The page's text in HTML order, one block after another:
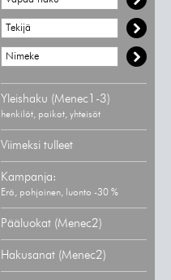
Yleishaku (Menec1-3)
henkilöt, paikat, yhteisöt
Viimeksi tulleet
Kampanja:
Erä, pohjoinen, luonto -30 %
Pääluokat (Menec2)
Hakusanat (Menec2)